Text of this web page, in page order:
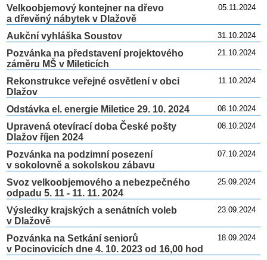
05.11.2024
Velkoobjemový kontejner na dřevo
a dřevěný nábytek v Dlažově
31.10.2024
Aukční vyhláška Soustov
21.10.2024
Pozvánka na představení projektového
záměru MŠ v Mileticích
11.10.2024
Rekonstrukce veřejné osvětlení v obci
Dlažov
08.10.2024
Odstávka el. energie Miletice 29. 10. 2024
08.10.2024
Upravená otevírací doba České pošty
Dlažov říjen 2024
07.10.2024
Pozvánka na podzimní posezení
v sokolovně a sokolskou zábavu
25.09.2024
Svoz velkoobjemového a nebezpečného
odpadu 5. 11 - 11. 11. 2024
23.09.2024
Výsledky krajských a senátních voleb
v Dlažově
18.09.2024
Pozvánka na Setkání seniorů
v Pocinovicích dne 4. 10. 2023 od 16,00 hod